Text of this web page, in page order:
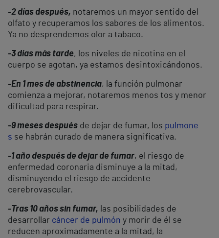
-2 días después, notaremos un mayor sentido del
olfato y recuperamos los sabores de los alimentos.
Ya no desprendemos olor a tabaco.
-3 días más tarde, los niveles de nicotina en el
cuerpo se agotan, ya estamos desintoxicándonos.
-En 1 mes de abstinencia, la función pulmonar
comienza a mejorar, notaremos menos tos y menor
dificultad para respirar.
-9 meses después de dejar de fumar, los pulmone
s se habrán curado de manera significativa.
-1 año después de dejar de fumar, el riesgo de
enfermedad coronaria disminuye a la mitad,
disminuyendo el riesgo de accidente
cerebrovascular.
-Tras 10 años sin fumar, las posibilidades de
desarrollar cáncer de pulmón y morir de él se
reducen aproximadamente a la mitad, la